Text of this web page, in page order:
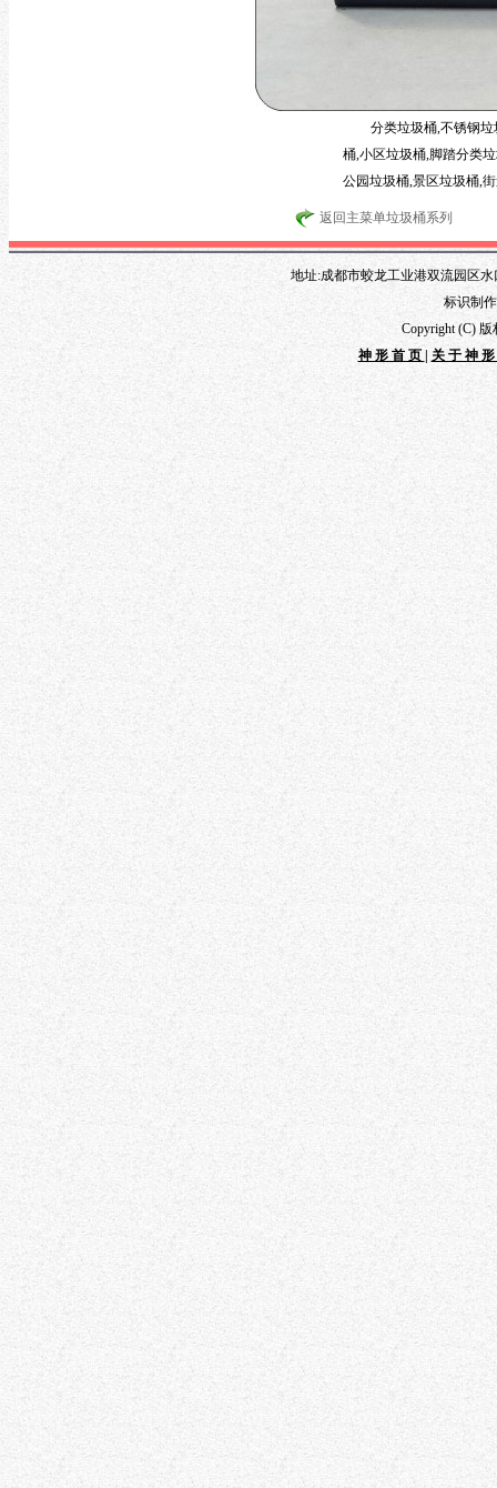
分类垃圾桶,不锈钢
桶,小区垃圾桶,脚踏分类
公园垃圾桶,景区垃圾桶,
返回主菜单垃圾桶系列
地址:成都市蛟龙工业港双流园区水
标识制
Copyright (C)
神形首页
关于神形